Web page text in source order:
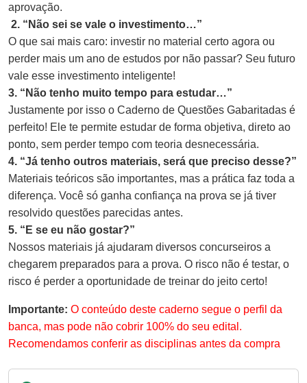
aprovação.
2. “Não sei se vale o investimento…”
O que sai mais caro: investir no material certo agora ou
perder mais um ano de estudos por não passar? Seu futuro
vale esse investimento inteligente!
3. “Não tenho muito tempo para estudar…”
Justamente por isso o Caderno de Questões Gabaritadas é
perfeito! Ele te permite estudar de forma objetiva, direto ao
ponto, sem perder tempo com teoria desnecessária.
4. “Já tenho outros materiais, será que preciso desse?”
Materiais teóricos são importantes, mas a prática faz toda a
diferença. Você só ganha confiança na prova se já tiver
resolvido questões parecidas antes.
5. “E se eu não gostar?”
Nossos materiais já ajudaram diversos concurseiros a
chegarem preparados para a prova. O risco não é testar, o
risco é perder a oportunidade de treinar do jeito certo!
Importante: O conteúdo deste caderno segue o perfil da
banca, mas pode não cobrir 100% do seu edital.
Recomendamos conferir as disciplinas antes da compra